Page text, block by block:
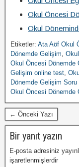
Okul Öncesi
Okul
Etiketler: Ata Aöf Okul
Dönemde Gelişim,
Okul Öncesi Dönemde
Gelişim online test,
Dönemde Gelişim Soru
Okul Öncesi Dönemde
← Önceki Yazı
Bir yanıt yazın
E-posta adresiniz
işaretlenmişlerdir